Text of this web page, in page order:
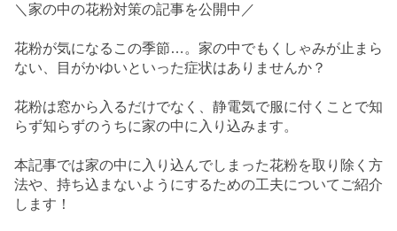
＼家の中の花粉対策の記事を公開中／
花粉が気になるこの季節…。家の中でもくしゃみが止まら
ない、目がかゆいといった症状はありませんか？
花粉は窓から入るだけでなく、静電気で服に付くことで知
らず知らずのうちに家の中に入り込みます。
本記事では家の中に入り込んでしまった花粉を取り除く方
法や、持ち込まないようにするための工夫についてご紹介
します！